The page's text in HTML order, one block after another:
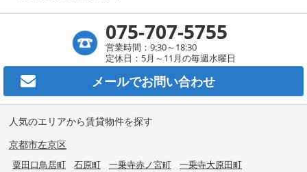
075-707-5755
営業時間：9:30～18:30
定休日：5月～11月の毎週水曜日
メールでお問い合わせ
人気のエリアから賃貸物件を探す
京都市左京区
粟田口鳥居町 石原町 一乗寺赤ノ宮町 一乗寺大原田町